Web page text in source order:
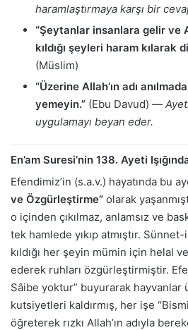
haramlaştırmaya karşı bir
“Şeytanlar insanlara gelir ve
kıldığı şeyleri haram kılarak
(Müslim)
“Üzerine Allah’ın adı
yemeyin.” (Ebu Davud) —
uygulamayı beyan eder.
En’am Suresi’nin 138. Ayeti
Efendimiz’in (s.a.v.) hayatında bu
ve Özgürleştirme” olarak
o içinden çıkılmaz, anlamsız ve
tek hamlede yıkıp atmıştır.
kıldığı her şeyin mümin için helal
ederek ruhları özgürleştirmiştir.
Sâibe yoktur” buyurarak hayvanlar
kutsiyetleri kaldırmış, her işe
öğreterek rızkı Allah’ın adıyla